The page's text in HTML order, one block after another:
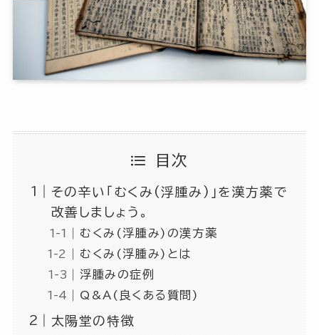
目次
その辛い「むくみ(浮腫み)」を漢方薬で
改善しましょう。
むくみ(浮腫み)の漢方薬
むくみ(浮腫み)とは
浮腫みの症例
Q&A(良くある質問)
太陽堂の特徴